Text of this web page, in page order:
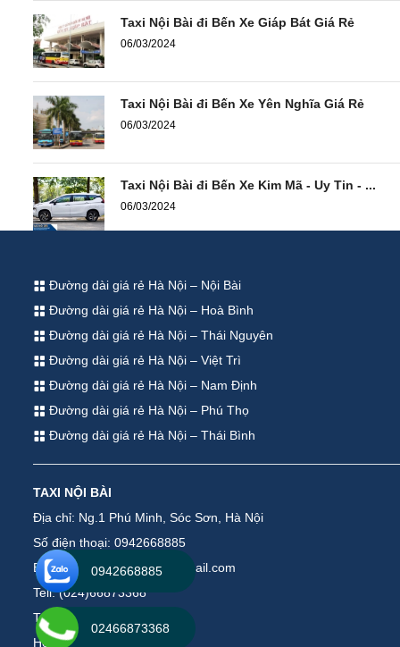
Taxi Nội Bài đi Bến Xe Giáp Bát Giá Rẻ
06/03/2024
Taxi Nội Bài đi Bến Xe Yên Nghĩa Giá Rẻ
06/03/2024
Taxi Nội Bài đi Bến Xe Kim Mã - Uy Tin - ...
06/03/2024
Đường dài giá rẻ Hà Nội – Nội Bài
Đường dài giá rẻ Hà Nội – Hoà Bình
Đường dài giá rẻ Hà Nội – Thái Nguyên
Đường dài giá rẻ Hà Nội – Việt Trì
Đường dài giá rẻ Hà Nội – Nam Định
Đường dài giá rẻ Hà Nội – Phú Thọ
Đường dài giá rẻ Hà Nội – Thái Bình
TAXI NỘI BÀI
Địa chỉ: Ng.1 Phú Minh, Sóc Sơn, Hà Nội
Số điện thoại: 0942668885
Email: taxinoibaiservice@gmail.com
Tell: (024)66873368
Tell: (035)2448000
Hotline : 0942668885
0942668885
02466873368